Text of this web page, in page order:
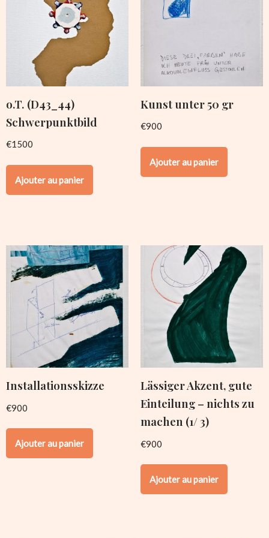
o.T. (D43_44)
Schwerpunktbild
€1500
Ajouter au panier
Kunst unter 50 gr
€900
Ajouter au panier
Installationsskizze
€900
Ajouter au panier
Lässiger Akzent, gute
Einteilung – nichts zu
machen (1/ 3)
€900
Ajouter au panier